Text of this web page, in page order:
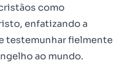
como
enfatizando a
testemunhar fielmente
ao mundo.